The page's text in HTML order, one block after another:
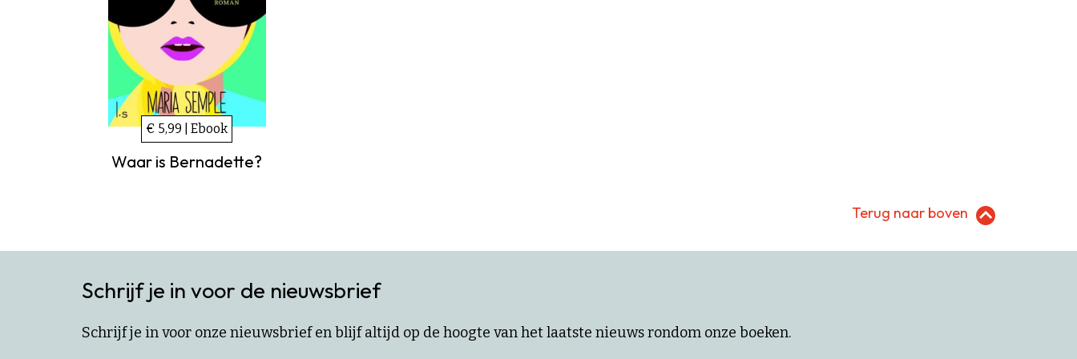
€ 5,99 | Ebook
Waar is Bernadette?
Terug naar boven
Schrijf je in voor de nieuwsbrief
Schrijf je in voor onze nieuwsbrief en blijf altijd op de hoogte van het laatste nieuws rondom onze boeken.